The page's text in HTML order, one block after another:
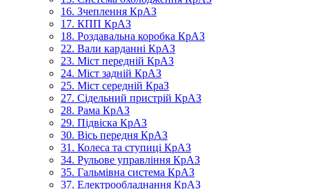
16. Зчеплення КрАЗ
17. КПП КрАЗ
18. Роздавальна коробка КрАЗ
22. Вали карданні КрАЗ
23. Міст передній КрАЗ
24. Міст задній КрАЗ
25. Міст середній КраЗ
27. Сідельний пристрій КрАЗ
28. Рама КрАЗ
29. Підвіска КрАЗ
30. Вісь передня КрАЗ
31. Колеса та ступиці КрАЗ
34. Рульове управління КрАЗ
35. Гальмівна система КрАЗ
37. Електрообладнання КрАЗ